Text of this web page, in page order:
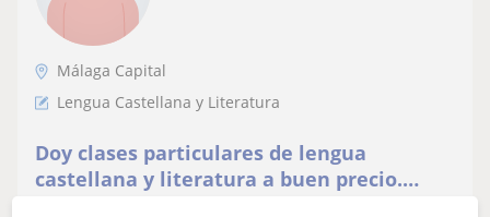
Málaga Capital
Lengua Castellana y Literatura
Doy clases particulares de lengua
castellana y literatura a buen precio.